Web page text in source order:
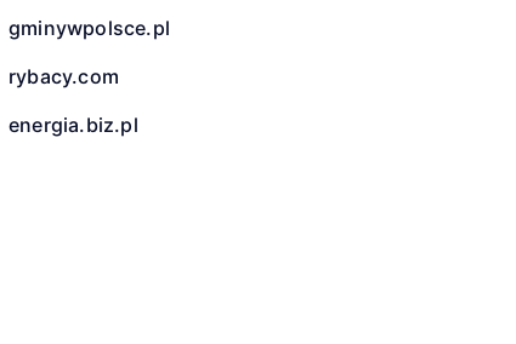
gminywpolsce.pl
rybacy.com
energia.biz.pl